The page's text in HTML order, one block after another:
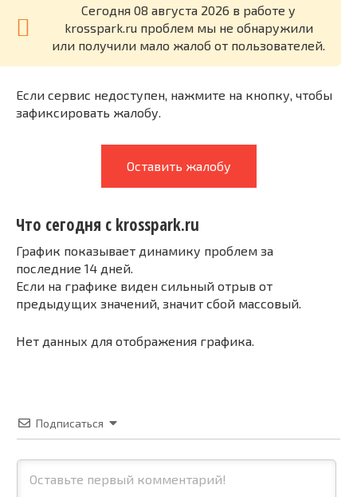
Cегодня 08 августа 2026 в работе у
krosspark.ru проблем мы не обнаружили
или получили мало жалоб от пользователей.
Если сервис недоступен, нажмите на кнопку, чтобы
зафиксировать жалобу.
Оставить жалобу
Что сегодня с krosspark.ru
График показывает динамику проблем за
последние 14 дней.
Если на графике виден сильный отрыв от
предыдущих значений, значит сбой массовый.
Нет данных для отображения графика.
Подписаться